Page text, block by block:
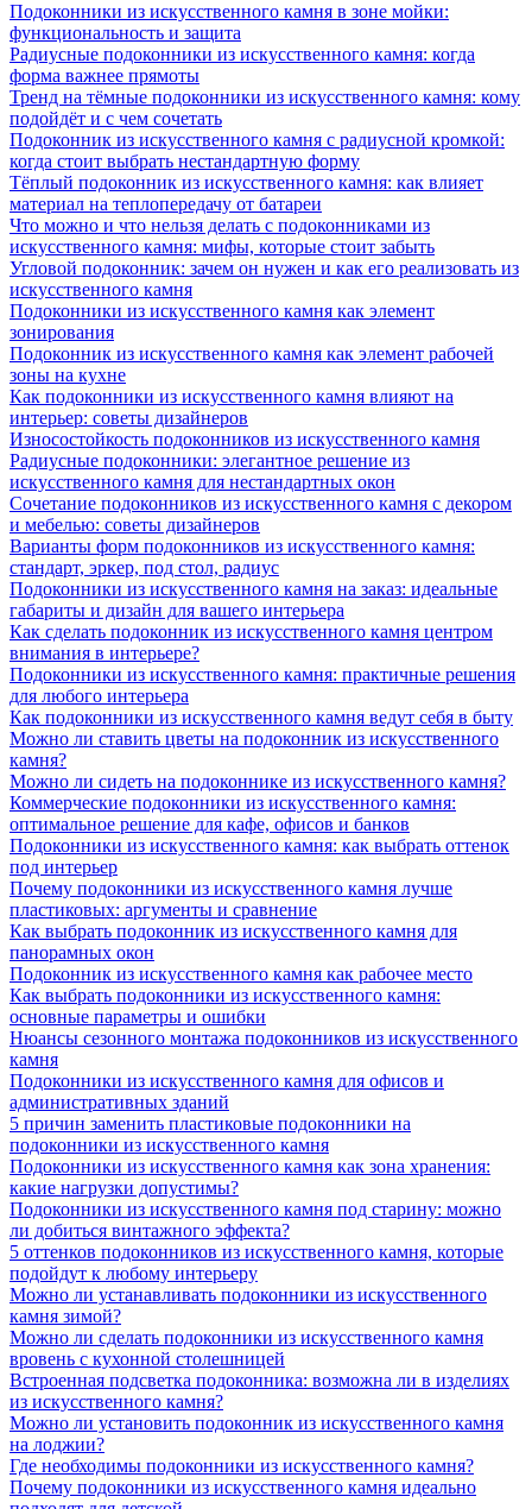
Подоконники из искусственного камня в зоне мойки:
функциональность и защита
Радиусные подоконники из искусственного камня: когда
форма важнее прямоты
Тренд на тёмные подоконники из искусственного камня: кому
подойдёт и с чем сочетать
Подоконник из искусственного камня с радиусной кромкой:
когда стоит выбрать нестандартную форму
Тёплый подоконник из искусственного камня: как влияет
материал на теплопередачу от батареи
Что можно и что нельзя делать с подоконниками из
искусственного камня: мифы, которые стоит забыть
Угловой подоконник: зачем он нужен и как его реализовать из
искусственного камня
Подоконники из искусственного камня как элемент
зонирования
Подоконник из искусственного камня как элемент рабочей
зоны на кухне
Как подоконники из искусственного камня влияют на
интерьер: советы дизайнеров
Износостойкость подоконников из искусственного камня
Радиусные подоконники: элегантное решение из
искусственного камня для нестандартных окон
Сочетание подоконников из искусственного камня с декором
и мебелью: советы дизайнеров
Варианты форм подоконников из искусственного камня:
стандарт, эркер, под стол, радиус
Подоконники из искусственного камня на заказ: идеальные
габариты и дизайн для вашего интерьера
Как сделать подоконник из искусственного камня центром
внимания в интерьере?
Подоконники из искусственного камня: практичные решения
для любого интерьера
Как подоконники из искусственного камня ведут себя в быту
Можно ли ставить цветы на подоконник из искусственного
камня?
Можно ли сидеть на подоконнике из искусственного камня?
Коммерческие подоконники из искусственного камня:
оптимальное решение для кафе, офисов и банков
Подоконники из искусственного камня: как выбрать оттенок
под интерьер
Почему подоконники из искусственного камня лучше
пластиковых: аргументы и сравнение
Как выбрать подоконник из искусственного камня для
панорамных окон
Подоконник из искусственного камня как рабочее место
Как выбрать подоконники из искусственного камня:
основные параметры и ошибки
Нюансы сезонного монтажа подоконников из искусственного
камня
Подоконники из искусственного камня для офисов и
административных зданий
5 причин заменить пластиковые подоконники на
подоконники из искусственного камня
Подоконники из искусственного камня как зона хранения:
какие нагрузки допустимы?
Подоконники из искусственного камня под старину: можно
ли добиться винтажного эффекта?
5 оттенков подоконников из искусственного камня, которые
подойдут к любому интерьеру
Можно ли устанавливать подоконники из искусственного
камня зимой?
Можно ли сделать подоконники из искусственного камня
вровень с кухонной столешницей
Встроенная подсветка подоконника: возможна ли в изделиях
из искусственного камня?
Можно ли установить подоконник из искусственного камня
на лоджии?
Где необходимы подоконники из искусственного камня?
Почему подоконники из искусственного камня идеально